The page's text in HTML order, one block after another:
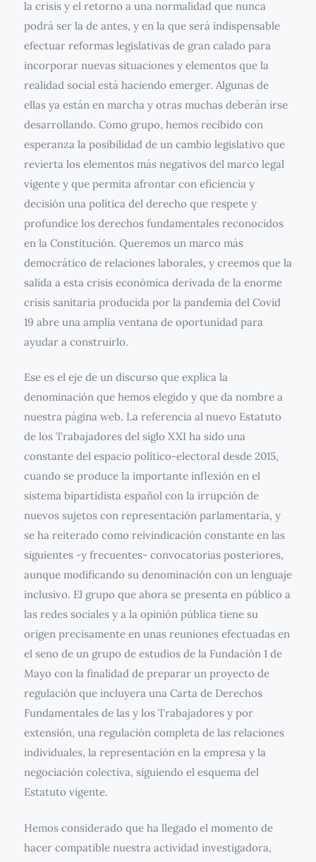
la crisis y el retorno a una normalidad que nunca
podrá ser la de antes, y en la que será indispensable
efectuar reformas legislativas de gran calado para
incorporar nuevas situaciones y elementos que la
realidad social está haciendo emerger. Algunas de
ellas ya están en marcha y otras muchas deberán irse
desarrollando. Como grupo, hemos recibido con
esperanza la posibilidad de un cambio legislativo que
revierta los elementos más negativos del marco legal
vigente y que permita afrontar con eficiencia y
decisión una política del derecho que respete y
profundice los derechos fundamentales reconocidos
en la Constitución. Queremos un marco más
democrático de relaciones laborales, y creemos que la
salida a esta crisis económica derivada de la enorme
crisis sanitaria producida por la pandemia del Covid
19 abre una amplia ventana de oportunidad para
ayudar a construirlo.
Ese es el eje de un discurso que explica la
denominación que hemos elegido y que da nombre a
nuestra página web. La referencia al nuevo Estatuto
de los Trabajadores del siglo XXI ha sido una
constante del espacio político-electoral desde 2015,
cuando se produce la importante inflexión en el
sistema bipartidista español con la irrupción de
nuevos sujetos con representación parlamentaria, y
se ha reiterado como reivindicación constante en las
siguientes -y frecuentes- convocatorias posteriores,
aunque modificando su denominación con un lenguaje
inclusivo. El grupo que ahora se presenta en público a
las redes sociales y a la opinión pública tiene su
origen precisamente en unas reuniones efectuadas en
el seno de un grupo de estudios de la Fundación 1 de
Mayo con la finalidad de preparar un proyecto de
regulación que incluyera una Carta de Derechos
Fundamentales de las y los Trabajadores y por
extensión, una regulación completa de las relaciones
individuales, la representación en la empresa y la
negociación colectiva, siguiendo el esquema del
Estatuto vigente.
Hemos considerado que ha llegado el momento de
hacer compatible nuestra actividad investigadora,